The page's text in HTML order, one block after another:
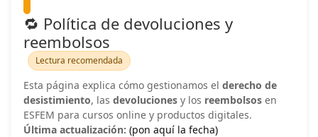
🔁 Política de devoluciones y
reembolsos
Lectura recomendada
Esta página explica cómo gestionamos el derecho de
desistimiento, las devoluciones y los reembolsos en
ESFEM para cursos online y productos digitales.
Última actualización: (pon aquí la fecha)